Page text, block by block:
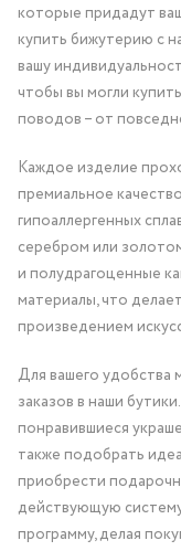
которые придадут
купить бижутерию с
вашу
чтобы вы могли
поводов – от
Каждое изделие
премиальное
гипоаллергенных
серебром или
и полудрагоценные
материалы, что
произведением
Для вашего удобства
заказов в наши
понравившиеся
также подобрать
приобрести
действующую
программу, делая